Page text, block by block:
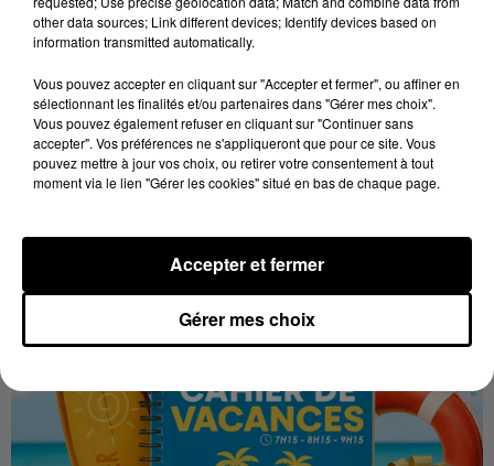
Stars'Terre 2026 : Philippe Palmieri dévoile
À quelques semaines de la première édition de
Stars'Terre, organisée du 18 au 20 septembre 2026 au
Château de Courtalain, Philippe Palmieri, président...
LES JEUX Voir plus
other data sources; Link different devices; Identify devices based on
information transmitted automatically.
Vous pouvez accepter en cliquant sur "Accepter et fermer", ou affiner en
sélectionnant les finalités et/ou partenaires dans "Gérer mes choix".
Vous pouvez également refuser en cliquant sur "Continuer sans
accepter". Vos préférences ne s'appliqueront que pour ce site. Vous
pouvez mettre à jour vos choix, ou retirer votre consentement à tout
moment via le lien "Gérer les cookies" situé en bas de chaque page.
Gérer mes choix
Accepter et fermer